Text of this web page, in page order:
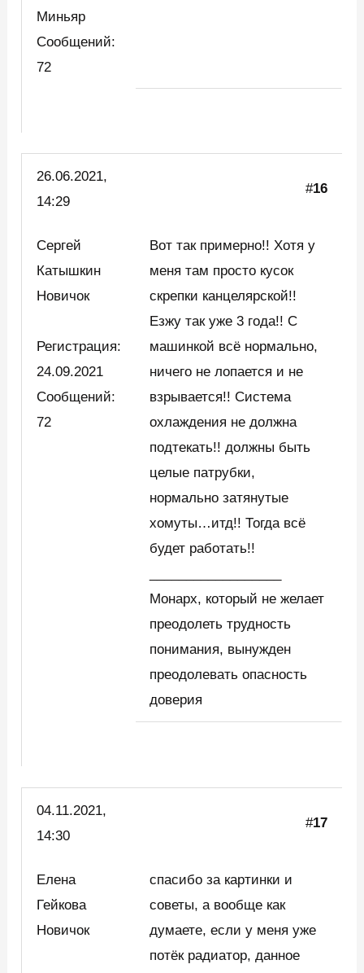
Миньяр
Сообщений:
72
26.06.2021,
14:29
#16
Сергей
Катышкин
Новичок
Регистрация:
24.09.2021
Сообщений:
72
Вот так примерно!! Хотя у
меня там просто кусок
скрепки канцелярской!!
Езжу так уже 3 года!! С
машинкой всё нормально,
ничего не лопается и не
взрывается!! Система
охлаждения не должна
подтекать!! должны быть
целые патрубки,
нормально затянутые
хомуты…итд!! Тогда всё
будет работать!!
Монарх, который не желает
преодолеть трудность
понимания, вынужден
преодолевать опасность
доверия
04.11.2021,
14:30
#17
Елена
Гейкова
Новичок
спасибо за картинки и
советы, а вообще как
думаете, если у меня уже
потёк радиатор, данное